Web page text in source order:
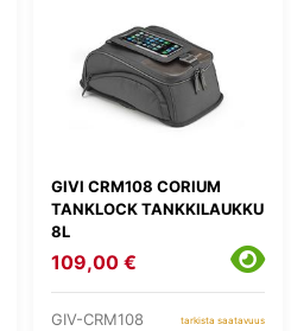
GIVI CRM108 CORIUM
TANKLOCK TANKKILAUKKU
8L
109,00 €
GIV-CRM108 tarkista saatavuus